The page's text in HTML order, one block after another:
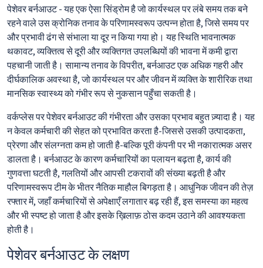
पेशेवर बर्नआउट - यह एक ऐसा सिंड्रोम है जो कार्यस्थल पर लंबे समय तक बने
रहने वाले उस क्रोनिक तनाव के परिणामस्वरूप उत्पन्न होता है, जिसे समय पर
और प्रभावी ढंग से संभाला या दूर न किया गया हो। यह स्थिति भावनात्मक
थकावट, व्यक्तित्व से दूरी और व्यक्तिगत उपलब्धियों की भावना में कमी द्वारा
पहचानी जाती है। सामान्य तनाव के विपरीत, बर्नआउट एक अधिक गहरी और
दीर्घकालिक अवस्था है, जो कार्यस्थल पर और जीवन में व्यक्ति के शारीरिक तथा
मानसिक स्वास्थ्य को गंभीर रूप से नुकसान पहुँचा सकती है।
वर्कप्लेस पर पेशेवर बर्नआउट की गंभीरता और उसका प्रभाव बहुत ज़्यादा है। यह
न केवल कर्मचारी की सेहत को प्रभावित करता है-जिससे उसकी उत्पादकता,
प्रेरणा और संलग्नता कम हो जाती है-बल्कि पूरी कंपनी पर भी नकारात्मक असर
डालता है। बर्नआउट के कारण कर्मचारियों का पलायन बढ़ता है, कार्य की
गुणवत्ता घटती है, गलतियों और आपसी टकरावों की संख्या बढ़ती है और
परिणामस्वरूप टीम के भीतर नैतिक माहौल बिगड़ता है। आधुनिक जीवन की तेज़
रफ्तार में, जहाँ कर्मचारियों से अपेक्षाएँ लगातार बढ़ रही हैं, इस समस्या का महत्व
और भी स्पष्ट हो जाता है और इसके ख़िलाफ़ ठोस कदम उठाने की आवश्यकता
होती है।
पेशेवर बर्नआउट के लक्षण